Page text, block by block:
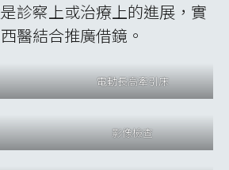
韓醫體檢專屬部門
科技化，在此次各實習醫療
促進皮膚復甦Rejuvenation